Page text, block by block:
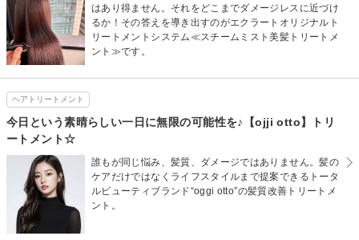
はあり得ません。それをどこまでダメージレスに近づけ
るか！その答えを導き出すのがエクラートオリジナルト
リートメントシステム≪スチームミスト美髪トリートメ
ント≫です。
ヘアトリートメント
今日という素晴らしい一日に無限の可能性を♪【ojji otto】トリ
ートメント☆
誰もが同じ悩み、髪質、ダメージではありません。髪の
ケアだけではなくライフスタイルまで提案できるトータ
ルビューティブランド“oggi otto”の髪質改善トリートメ
ント。